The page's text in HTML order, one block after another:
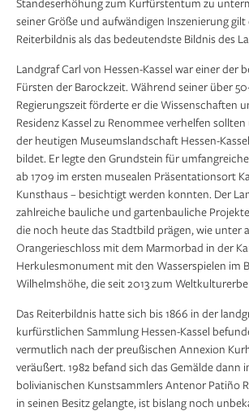
seiner Größe und aufwändigen Inszenierung
Reiterbildnis als das bedeutendste Bildnis des
Landgraf Carl von Hessen-Kassel war einer der
Fürsten der Barockzeit. Während seiner über
Regierungszeit förderte er die Wissenschaften
Residenz Kassel zu Renommee verhelfen
der heutigen Museumslandschaft Hessen-
bildet. Er legte den Grundstein für
ab 1709 im ersten musealen Präsentationsort
Kunsthaus – besichtigt werden konnten. Der
zahlreiche bauliche und gartenbauliche
die noch heute das Stadtbild prägen, wie unter
Orangerieschloss mit dem Marmorbad in der
Herkulesmonument mit den Wasserspielen im
Wilhelmshöhe, die seit 2013 zum
Das Reiterbildnis hatte sich bis 1866 in der
kurfürstlichen Sammlung Hessen-Kassel
vermutlich nach der preußischen Annexion
veräußert. 1982 befand sich das Gemälde dann
bolivianischen Kunstsammlers Antenor Patiño
in seinen Besitz gelangte, ist bislang noch